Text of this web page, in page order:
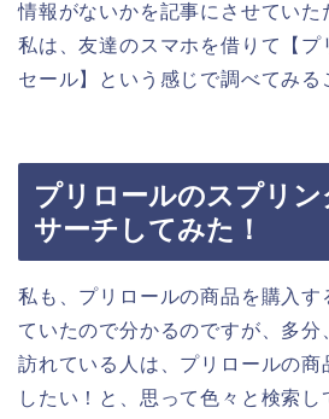
情報がないかを記事にさせていた
私は、友達のスマホを借りて【プ
セール】という感じで調べてみる
プリロールのスプリン
サーチしてみた！
私も、プリロールの商品を購入す
ていたので分かるのですが、多分
訪れている人は、プリロールの商
したい！と、思って色々と検索し